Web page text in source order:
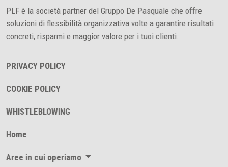
PLF è la società partner del Gruppo De Pasquale che offre
soluzioni di flessibilità organizzativa volte a garantire risultati
concreti, risparmi e maggior valore per i tuoi clienti.
PRIVACY POLICY
COOKIE POLICY
WHISTLEBLOWING
Home
Aree in cui operiamo